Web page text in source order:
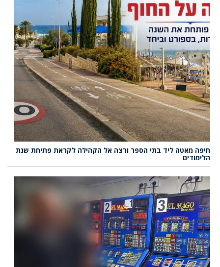
חיפה מאטה ליד בתי הספר ורצה אל הקהילה לקראת פתיחת שנת
הלימודים